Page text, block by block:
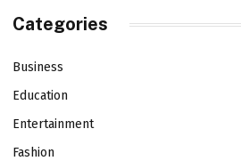
Categories
Business
Education
Entertainment
Fashion